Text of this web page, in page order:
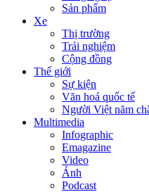
Sản phẩm
Xe
Thị trường
Trải nghiệm
Cộng đồng
Thế giới
Sự kiện
Văn hoá quốc tế
Người Việt năm
Multimedia
Infographic
Emagazine
Video
Ảnh
Podcast